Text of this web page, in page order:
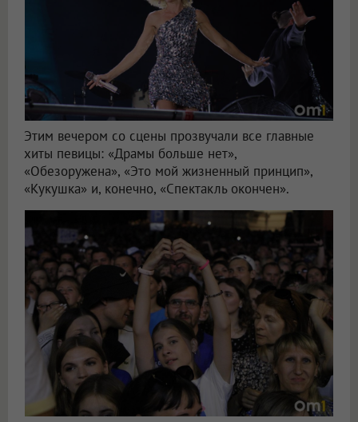
Этим вечером со сцены прозвучали все главные
хиты певицы: «Драмы больше нет»,
«Обезоружена», «Это мой жизненный принцип»,
«Кукушка» и, конечно, «Спектакль окончен».